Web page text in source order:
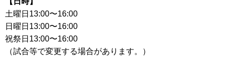
土曜日13:00〜16:00
日曜日13:00〜16:00
祝祭日13:00〜16:00
（試合等で変更する場合があります。）